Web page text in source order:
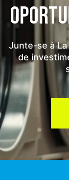
Junte-se à
de